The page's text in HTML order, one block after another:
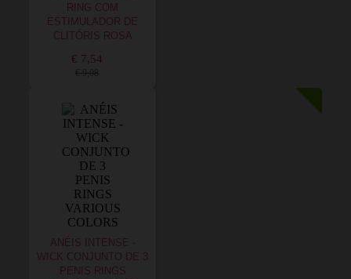
RING COM
ESTIMULADOR DE
CLITÓRIS ROSA
€ 7,54
€ 9,08
ANÉIS INTENSE -
WICK CONJUNTO DE 3
PENIS RINGS